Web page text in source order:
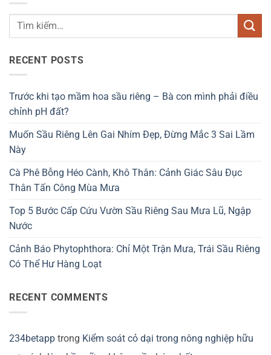
RECENT POSTS
Trước khi tạo mầm hoa sầu riêng – Bà con mình phải điều
chỉnh pH đất?
Muốn Sầu Riêng Lên Gai Nhím Đẹp, Đừng Mắc 3 Sai Lầm
Này
Cà Phê Bỗng Héo Cành, Khô Thân: Cảnh Giác Sâu Đục
Thân Tấn Công Mùa Mưa
Top 5 Bước Cấp Cứu Vườn Sầu Riêng Sau Mưa Lũ, Ngập
Nước
Cảnh Báo Phytophthora: Chỉ Một Trận Mưa, Trái Sầu Riêng
Có Thể Hư Hàng Loạt
RECENT COMMENTS
234betapp trong Kiểm soát cỏ dại trong nông nghiệp hữu